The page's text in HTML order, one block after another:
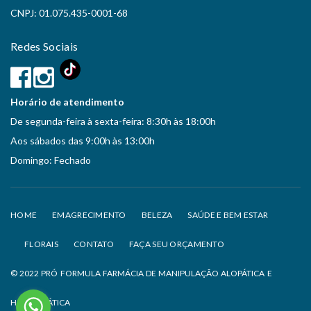
CNPJ: 01.075.435-0001-68
Redes Sociais
Horário de atendimento
De segunda-feira à sexta-feira: 8:30h às 18:00h
Aos sábados das 9:00h às 13:00h
Domingo: Fechado
HOME EMAGRECIMENTO BELEZA SAÚDE E BEM ESTAR
FLORAIS CONTATO FAÇA SEU ORÇAMENTO
© 2022 PRÓ FORMULA FARMÁCIA DE MANIPULAÇÃO ALOPÁTICA E
HOMEOPÁTICA